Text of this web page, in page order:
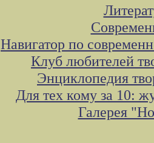
Навигатор по
Клуб любителей
Энциклопедия
Для тех кому за 10:
Галерея